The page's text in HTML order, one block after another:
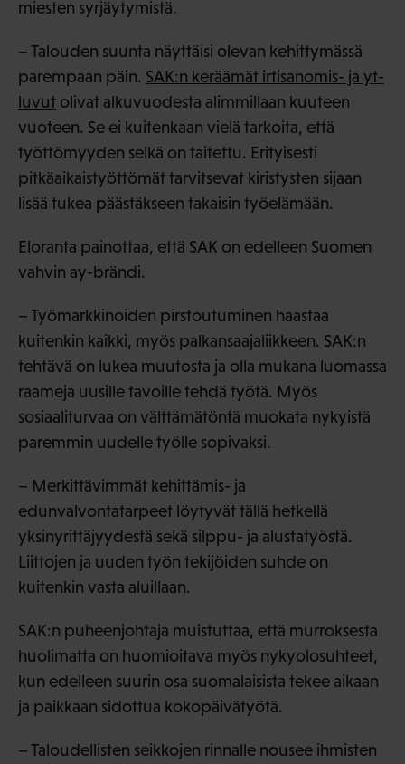
miesten syrjäytymistä.
– Talouden suunta näyttäisi olevan kehittymässä
parempaan päin. SAK:n keräämät irtisanomis- ja yt-
luvut olivat alkuvuodesta alimmillaan kuuteen
vuoteen. Se ei kuitenkaan vielä tarkoita, että
työttömyyden selkä on taitettu. Erityisesti
pitkäaikaistyöttömät tarvitsevat kiristysten sijaan
lisää tukea päästäkseen takaisin työelämään.
Eloranta painottaa, että SAK on edelleen Suomen
vahvin ay-brändi.
– Työmarkkinoiden pirstoutuminen haastaa
kuitenkin kaikki, myös palkansaajaliikkeen. SAK:n
tehtävä on lukea muutosta ja olla mukana luomassa
raameja uusille tavoille tehdä työtä. Myös
sosiaaliturvaa on välttämätöntä muokata nykyistä
paremmin uudelle työlle sopivaksi.
– Merkittävimmät kehittämis- ja
edunvalvontatarpeet löytyvät tällä hetkellä
yksinyrittäjyydestä sekä silppu- ja alustatyöstä.
Liittojen ja uuden työn tekijöiden suhde on
kuitenkin vasta aluillaan.
SAK:n puheenjohtaja muistuttaa, että murroksesta
huolimatta on huomioitava myös nykyolosuhteet,
kun edelleen suurin osa suomalaisista tekee aikaan
ja paikkaan sidottua kokopäivätyötä.
– Taloudellisten seikkojen rinnalle nousee ihmisten